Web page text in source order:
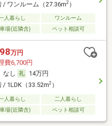
/ ワンルーム（27.36m2）
人暮らし
ワンルーム
場(近隣含) ペット相談可
万円
費6,700円
なし
14万円
/ 1LDK（33.52m2）
人暮らし
二人暮らし
場(近隣含) ペット相談可